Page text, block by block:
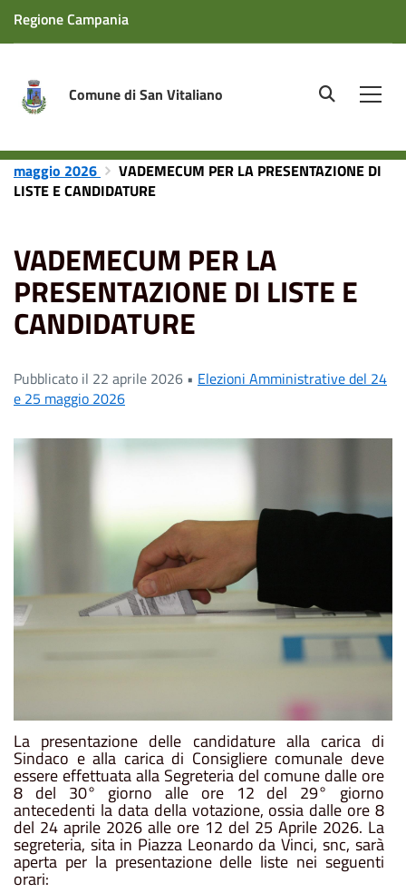
Regione Campania
Comune di San Vitaliano site.searc
Home News
Elezioni Amministrative del 24 e 25
maggio 2026
VADEMECUM PER LA PRESENTAZIONE DI
LISTE E CANDIDATURE
VADEMECUM PER LA
PRESENTAZIONE DI LISTE E
CANDIDATURE
Pubblicato il 22 aprile 2026 • Elezioni Amministrative del 24
e 25 maggio 2026
La presentazione delle candidature alla carica di
Sindaco e alla carica di Consigliere comunale deve
essere effettuataalla Segreteria del comune dalle ore
8 del 30° giorno alle ore 12 del 29° giorno
antecedenti la data della votazione, ossia dalle ore 8
del 24 aprile 2026 alle ore 12 del 25 Aprile 2026. La
segreteria, sita in Piazza Leonardo da Vinci, snc, sarà
aperta per la presentazione delle liste nei seguenti
orari: